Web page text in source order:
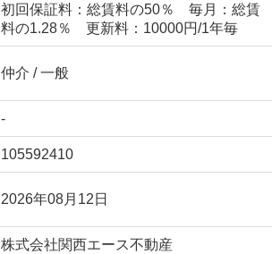
初回保証料：総賃料の50％ 毎月：総賃
料の1.28％ 更新料：10000円/1年毎
仲介 / 一般
-
105592410
2026年08月12日
株式会社関西エース不動産